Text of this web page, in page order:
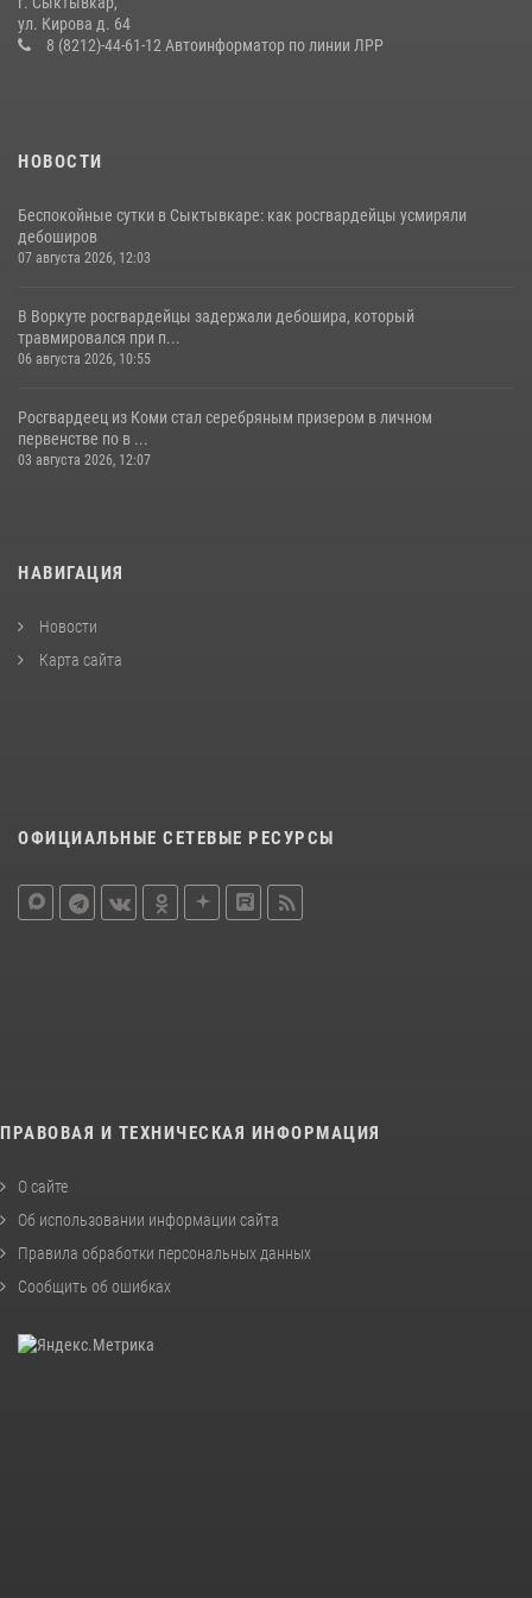
Временно исполняющий обязанности начальника Управления
Росгвардии по Республике Коми лично проверил ДОЛ «Орленок»
ул. Кирова д. 64
8 (8212)-44-61-12 Автоинформатор по линии ЛРР
НОВОСТИ
Беспокойные сутки в Сыктывкаре: как росгвардейцы усмиряли
дебоширов
07 августа 2026, 12:03
В Воркуте росгвардейцы задержали дебошира, который
травмировался при п...
06 августа 2026, 10:55
Росгвардеец из Коми стал серебряным призером в личном
первенстве по в ...
03 августа 2026, 12:07
НАВИГАЦИЯ
Новости
Карта сайта
ОФИЦИАЛЬНЫЕ СЕТЕВЫЕ РЕСУРСЫ
ПРАВОВАЯ И ТЕХНИЧЕСКАЯ ИНФОРМАЦИЯ
О сайте
Об использовании информации сайта
Правила обработки персональных данных
Сообщить об ошибках